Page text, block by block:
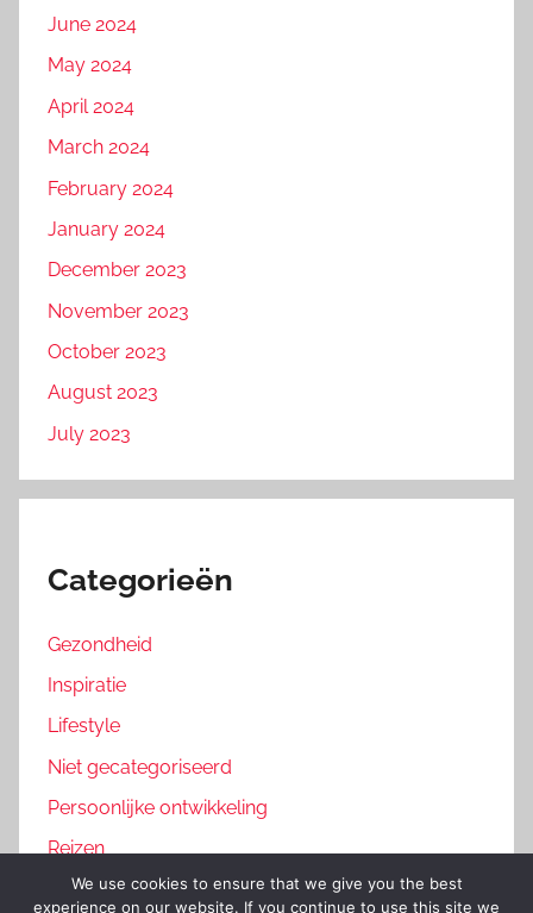
June 2024
May 2024
April 2024
March 2024
February 2024
January 2024
December 2023
November 2023
October 2023
August 2023
July 2023
Categorieën
Gezondheid
Inspiratie
Lifestyle
Niet gecategoriseerd
Persoonlijke ontwikkeling
Reizen
We use cookies to ensure that we give you the best
experience on our website. If you continue to use this site we